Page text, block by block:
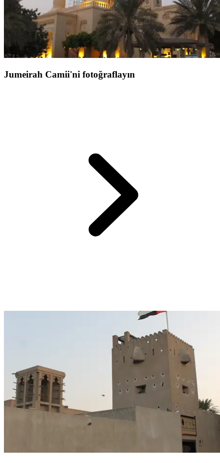
Jumeirah Camii'ni fotoğraflayın
Jumeirah Camii, Birleşik Arap Emirlikleri'nde gayrimüslimlere açık
nadir ibadet yerlerinden biridir ve Dubai'de kültürel bir durak olarak
öne çıkar. Zarif Fatımi tarzında beyaz taşla inşa edilen bu cami,
mimarisinin inceliği ve gün boyunca değişen ışığının yumuşaklığıyla
büyüler. Seyahatiniz sırasında, Müslüman geleneklerini keşfetmeye
ve zihninizi açmaya davet eden rehberli bir tura katılabilirsiniz.
Kaçırılmaması gereken zengin bir ruhsal ve mimari deneyim sunar.
Miras ve kültürler arası diyaloğa meraklı olanlar için Jumeirah
Camii, Dubai'deki her seyahate doğal bir şekilde dahil olur.